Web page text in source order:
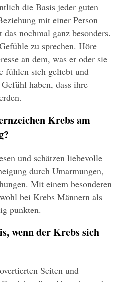
die Basis jeder guten
mit einer Person
nochmal ganz besonders.
zu sprechen. Höre
an dem, was er oder sie
fühlen sich geliebt und
haben, dass ihre
Krebs am
und schätzen liebevolle
durch Umarmungen,
Mit einem besonderen
bei Krebs Männern als
punkten.
wenn der Krebs sich
Seiten und